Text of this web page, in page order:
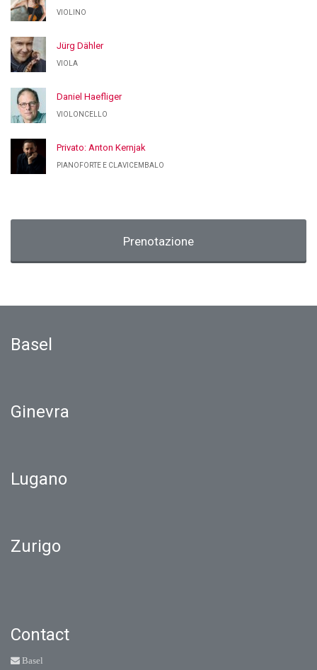
VIOLINO
Jürg Dähler
VIOLA
Daniel Haefliger
VIOLONCELLO
Privato: Anton Kernjak
PIANOFORTE E CLAVICEMBALO
Prenotazione
Basel
Ginevra
Lugano
Zurigo
Contact
Basel